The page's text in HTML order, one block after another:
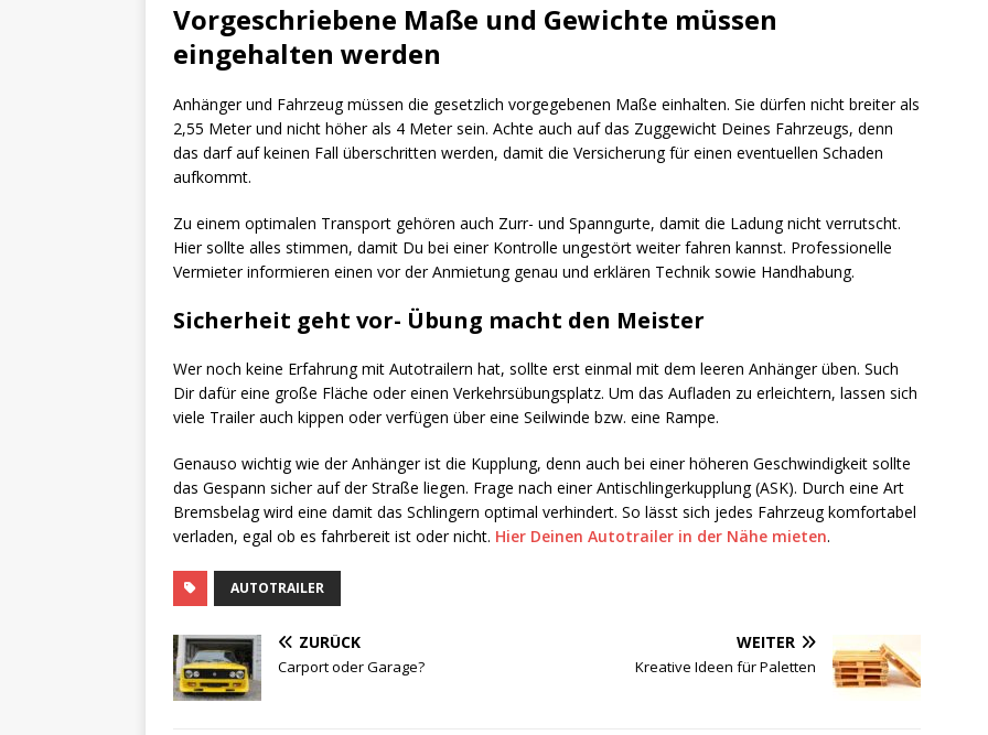
Vorgeschriebene Maße und Gewichte müssen
eingehalten werden
Anhänger und Fahrzeug müssen die gesetzlich vorgegebenen Maße einhalten. Sie dürfen nicht breiter als
2,55 Meter und nicht höher als 4 Meter sein. Achte auch auf das Zuggewicht Deines Fahrzeugs, denn
das darf auf keinen Fall überschritten werden, damit die Versicherung für einen eventuellen Schaden
aufkommt.
Zu einem optimalen Transport gehören auch Zurr- und Spanngurte, damit die Ladung nicht verrutscht.
Hier sollte alles stimmen, damit Du bei einer Kontrolle ungestört weiter fahren kannst. Professionelle
Vermieter informieren einen vor der Anmietung genau und erklären Technik sowie Handhabung.
Sicherheit geht vor- Übung macht den Meister
Wer noch keine Erfahrung mit Autotrailern hat, sollte erst einmal mit dem leeren Anhänger üben. Such
Dir dafür eine große Fläche oder einen Verkehrsübungsplatz. Um das Aufladen zu erleichtern, lassen sich
viele Trailer auch kippen oder verfügen über eine Seilwinde bzw. eine Rampe.
Genauso wichtig wie der Anhänger ist die Kupplung, denn auch bei einer höheren Geschwindigkeit sollte
das Gespann sicher auf der Straße liegen. Frage nach einer Antischlingerkupplung (ASK). Durch eine Art
Bremsbelag wird eine damit das Schlingern optimal verhindert. So lässt sich jedes Fahrzeug komfortabel
verladen, egal ob es fahrbereit ist oder nicht. Hier Deinen Autotrailer in der Nähe mieten.
AUTOTRAILER
ZURÜCK
Carport oder Garage?
WEITER
Kreative Ideen für Paletten